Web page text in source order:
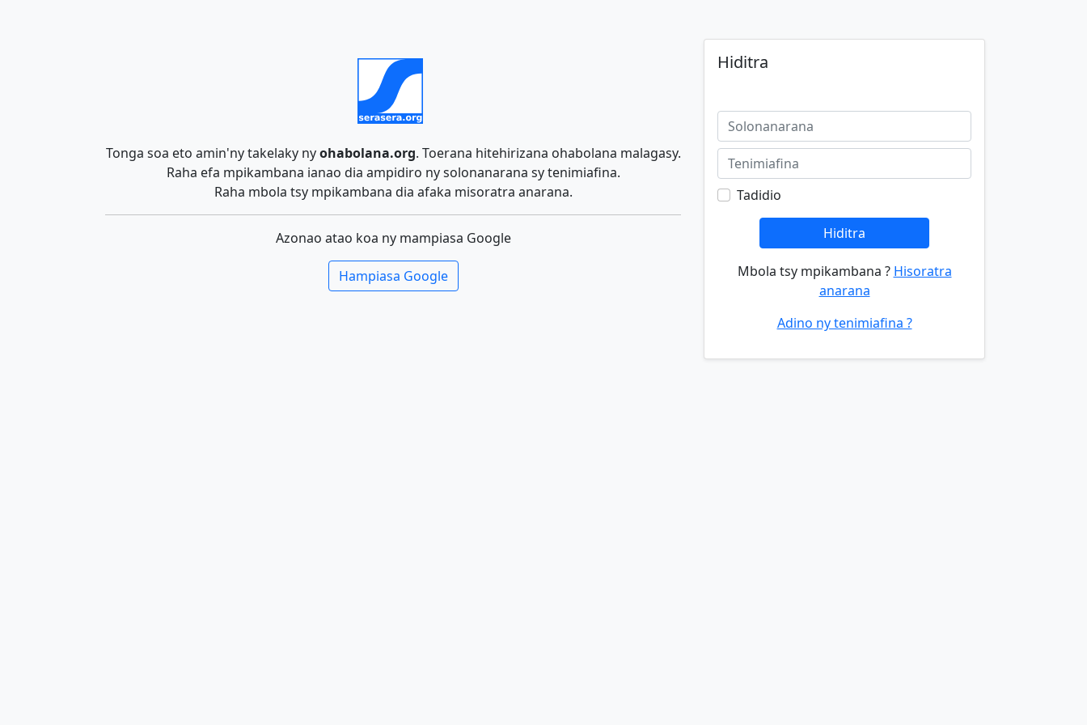
Tonga soa eto amin'ny takelaky nyohabolana.org. Toerana hitehirizana ohabolana malagasy.
Raha efa mpikambana ianao dia ampidiro ny solonanarana sy tenimiafina.
Raha mbola tsy mpikambana dia afaka misoratra anarana.
Azonao atao koa ny mampiasa Google
Hampiasa Google
Hiditra
Tadidio
Hiditra
Mbola tsy mpikambana ? Hisoratra
anarana
Adino ny tenimiafina ?